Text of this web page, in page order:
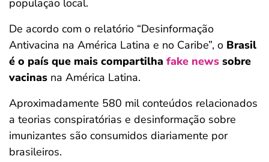
população local.
De acordo com o relatório “Desinformação
Antivacina na América Latina e no Caribe”, o Brasil
é o país que mais compartilha fake news sobre
vacinas na América Latina.
Aproximadamente 580 mil conteúdos relacionados
a teorias conspiratórias e desinformação sobre
imunizantes são consumidos diariamente por
brasileiros.